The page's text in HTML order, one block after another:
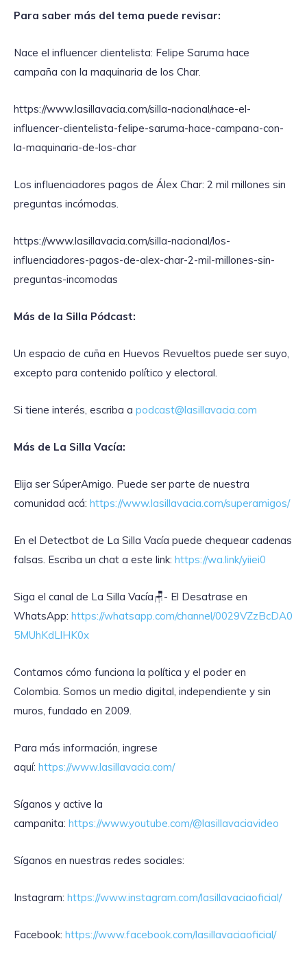
Para saber más del tema puede revisar:
Nace el influencer clientelista: Felipe Saruma hace
campaña con la maquinaria de los Char.
https://www.lasillavacia.com/silla-nacional/nace-el-
influencer-clientelista-felipe-saruma-hace-campana-con-
la-maquinaria-de-los-char
Los influenciadores pagos de Álex Char: 2 mil millones sin
preguntas incómodas.
https://www.lasillavacia.com/silla-nacional/los-
influenciadores-pagos-de-alex-char-2-mil-millones-sin-
preguntas-incomodas
Más de la Silla Pódcast:
Un espacio de cuña en Huevos Revueltos puede ser suyo,
excepto para contenido político y electoral.
Si tiene interés, escriba a podcast@lasillavacia.com
Más de La Silla Vacía:
Elija ser SúperAmigo. Puede ser parte de nuestra
comunidad acá: https://www.lasillavacia.com/superamigos/
En el Detectbot de La Silla Vacía puede chequear cadenas
falsas. Escriba un chat a este link: https://wa.link/yiiei0
‎Siga el canal de La Silla Vacía🪑- El Desatrase en
WhatsApp: https://whatsapp.com/channel/0029VZzBcDA0
5MUhKdLlHK0x
Contamos cómo funciona la política y el poder en
Colombia. Somos un medio digital, independiente y sin
muros, fundado en 2009.
Para más información, ingrese
aquí: https://www.lasillavacia.com/
Síganos y active la
campanita: https://www.youtube.com/@lasillavaciavideo
Síganos en nuestras redes sociales:
Instagram: https://www.instagram.com/lasillavaciaoficial/
Facebook: https://www.facebook.com/lasillavaciaoficial/